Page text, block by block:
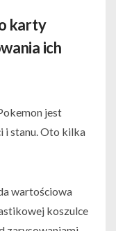
karty
ich
jest
i stanu. Oto kilka
wartościowa
koszulce